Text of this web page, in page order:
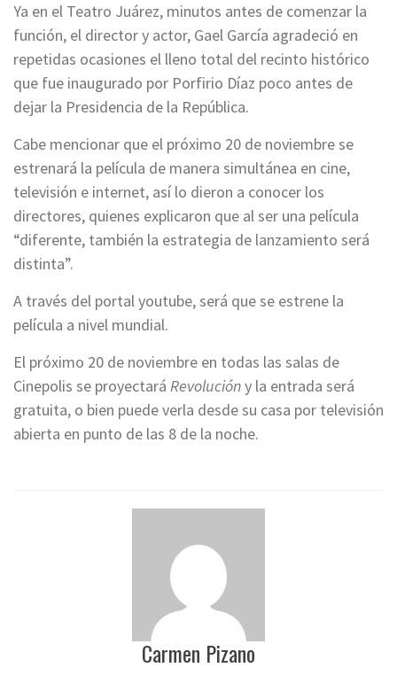
Ya en el Teatro Juárez, minutos antes de comenzar la
función, el director y actor, Gael García agradeció en
repetidas ocasiones el lleno total del recinto histórico
que fue inaugurado por Porfirio Díaz poco antes de
dejar la Presidencia de la República.
Cabe mencionar que el próximo 20 de noviembre se
estrenará la película de manera simultánea en cine,
televisión e internet, así lo dieron a conocer los
directores, quienes explicaron que al ser una película
“diferente, también la estrategia de lanzamiento será
distinta”.
A través del portal youtube, será que se estrene la
película a nivel mundial.
El próximo 20 de noviembre en todas las salas de
Cinepolis se proyectará Revolucióny la entrada será
gratuita, o bien puede verla desde su casa por televisión
abierta en punto de las 8 de la noche.
Carmen Pizano